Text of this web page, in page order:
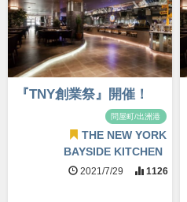
『TNY創業祭』開催！
問屋町/出洲港
THE NEW YORK
BAYSIDE KITCHEN
2021/7/29 1126